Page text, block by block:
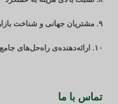
۹. مشتریان جهانی و شناخت بازار
۱۰. ارائه‌دهنده‌ی راه‌حل‌های جامع
تماس با ما